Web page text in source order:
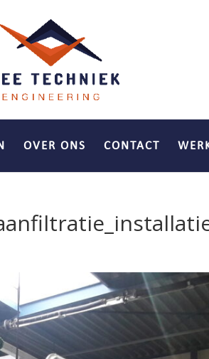
OVER ONS CONTACT